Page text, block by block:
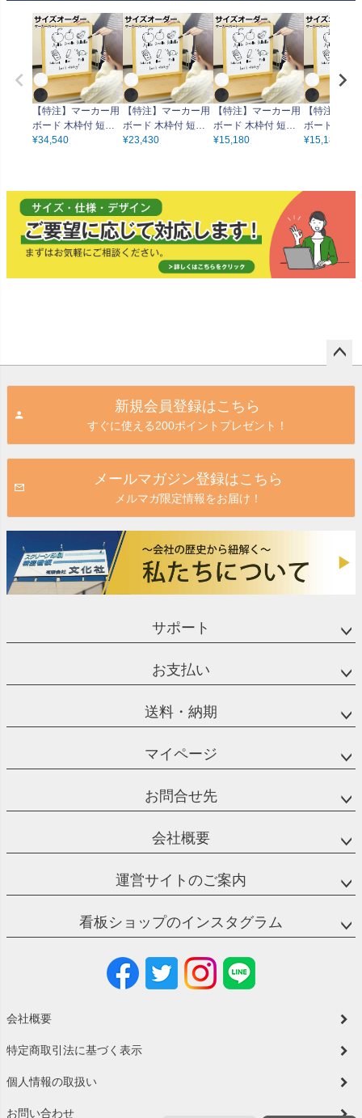
【特注】マーカー用
ボード 木枠付 短辺3
0～60cm 長辺121～
¥34,540
【特注】マーカー用
ボード 木枠付 短辺6
1～90cm 長辺91～1
¥23,430
【特注】マーカー用
ボード 木枠付 短辺3
0～60cm 長辺61～9
¥15,180
【特注】マ
ボード 木枠
1～90cm 長
¥15,180
新規会員登録はこちら
すぐに使える200ポイントプレゼント！
メールマガジン登録はこちら
メルマガ限定情報をお届け！
サポート
お支払い
送料・納期
マイページ
お問合せ先
会社概要
運営サイトのご案内
看板ショップのインスタグラム
会社概要
特定商取引法に基づく表示
個人情報の取扱い
お問い合わせ